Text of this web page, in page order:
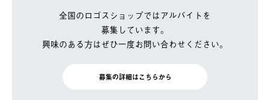
全国のロゴスショップではアルバイトを
募集しています。
興味のある方はぜひ一度お問い合わせください。
募集の詳細はこちらから